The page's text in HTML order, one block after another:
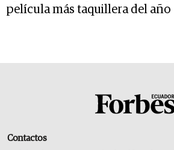
película más taquillera del año
Contactos